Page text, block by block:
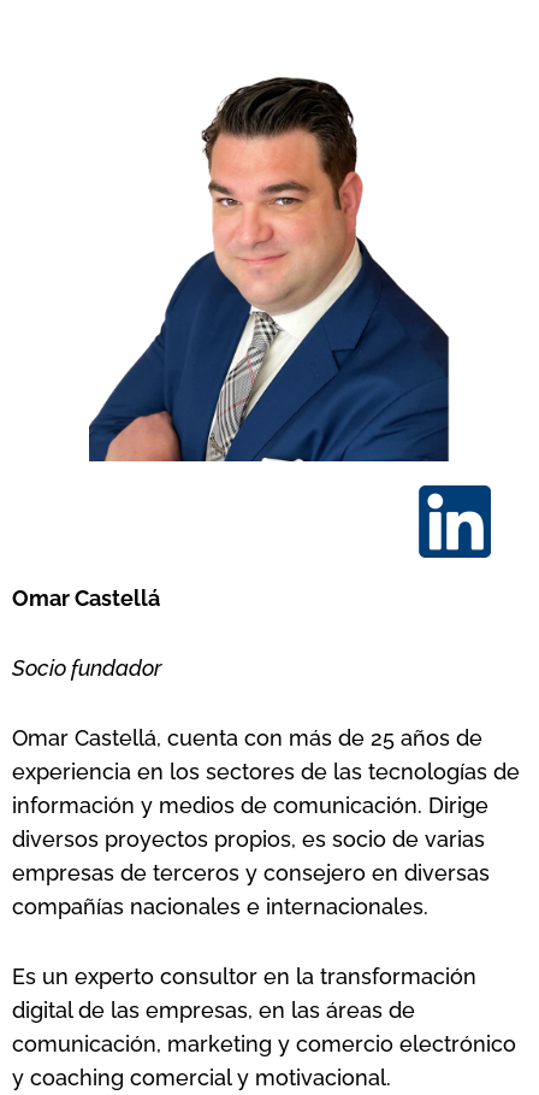
Omar Castellá
Socio fundador
Omar Castellá, cuenta con más de 25 años de
experiencia en los sectores de las tecnologías de
información y medios de comunicación. Dirige
diversos proyectos propios, es socio de varias
empresas de terceros y consejero en diversas
compañías nacionales e internacionales.
Es un experto consultor en la transformación
digital de las empresas, en las áreas de
comunicación, marketing y comercio electrónico
y coaching comercial y motivacional.